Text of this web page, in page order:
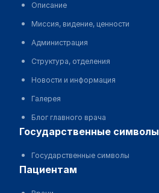
Описание
Миссия, видение, ценности
Администрация
Структура, отделения
Новости и информация
Галерея
Блог главного врача
государственные символы
Государственные символы
пациентам